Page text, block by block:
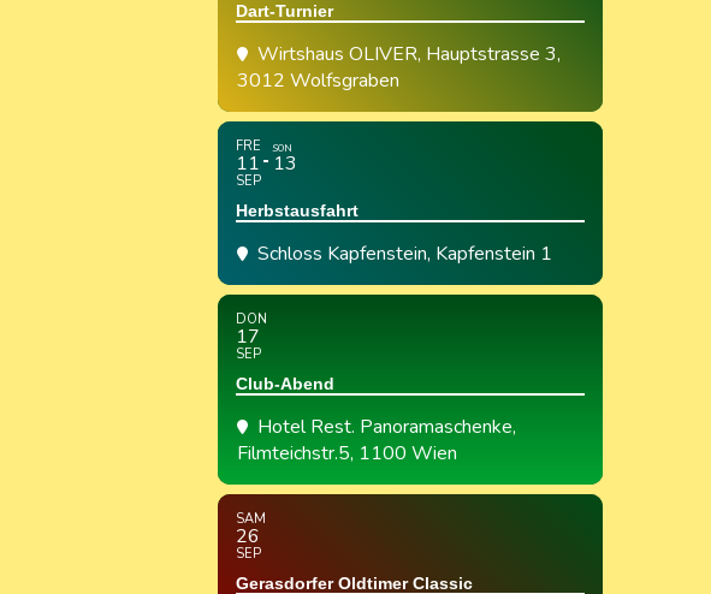
Dart-Turnier
Wirtshaus OLIVER, Hauptstrasse 3,
3012 Wolfsgraben
FRE
11
SEP
SON
13
Herbstausfahrt
Schloss Kapfenstein, Kapfenstein 1
DON
17
SEP
Club-Abend
Hotel Rest. Panoramaschenke,
Filmteichstr.5, 1100 Wien
SAM
26
SEP
Gerasdorfer Oldtimer Classic